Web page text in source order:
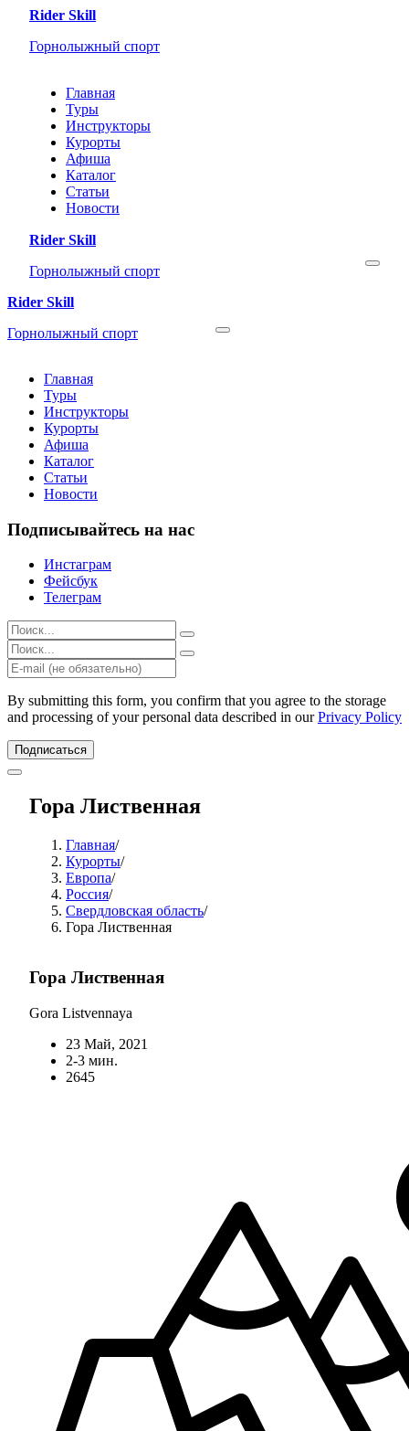
Rider Skill
Горнолыжный спорт
Главная
Туры
Инструкторы
Курорты
Афиша
Каталог
Статьи
Новости
Rider Skill
Горнолыжный спорт
Rider Skill
Горнолыжный спорт
Главная
Туры
Инструкторы
Курорты
Афиша
Каталог
Статьи
Новости
Подписывайтесь на нас
Инстаграм
Фейсбук
Телеграм
Результаты
поиска
для:
%s:
Результаты
поиска
для:
%s:
By submitting this form, you confirm that you agree to the storage
and processing of your personal data described in ourPrivacy Policy
Подписаться
Гора Лиственная
Главная/
Курорты/
Европа/
Россия/
Свердловская область/
Гора Лиственная
Гора Лиственная
Gora Listvennaya
23 Май, 2021
2-3 мин.
2645